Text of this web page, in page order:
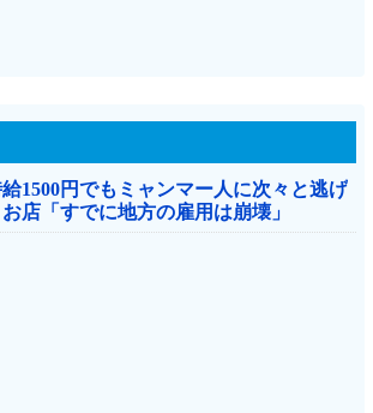
1500円でもミャンマー人に次々と逃げ
店「すでに地方の雇用は崩壊」